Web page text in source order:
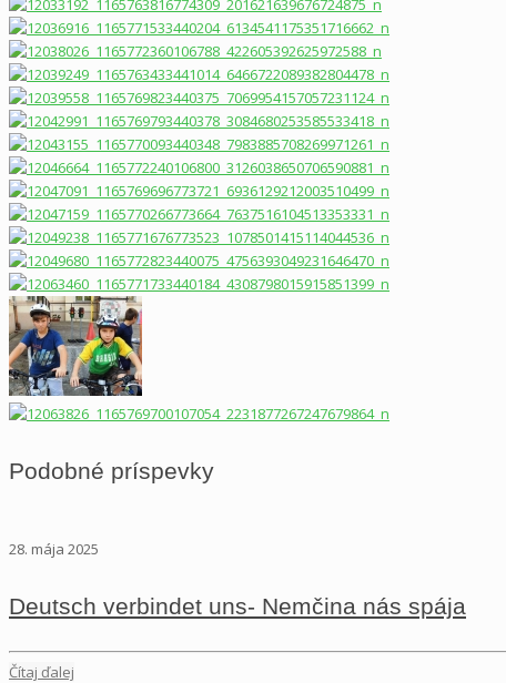
Podobné príspevky
28. mája 2025
Deutsch verbindet uns- Nemčina nás spája
Čítaj ďalej